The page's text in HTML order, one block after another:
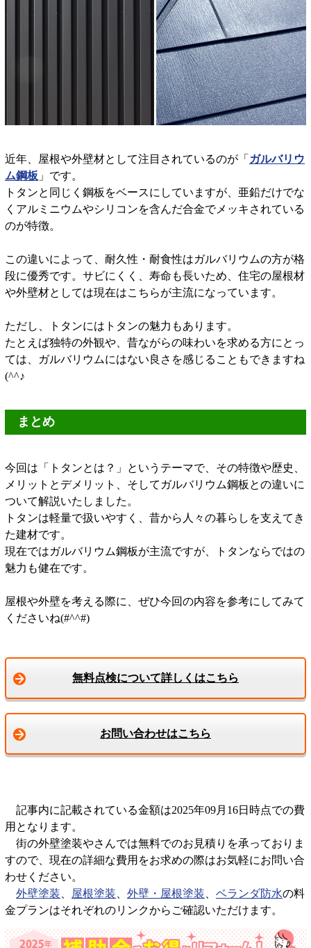
近年、屋根や外壁材として注目されているのが「 ガルバリウ
ム鋼板 」です。
トタンと同じく鋼板をベースにしていますが、亜鉛だけでな
くアルミニウムやシリコンを含んだ合金でメッキされている
のが特徴。
この違いによって、耐久性・耐食性はガルバリウムの方が格
段に優秀です。サビにくく、寿命も長いため、住宅の屋根材
や外壁材としては現在はこちらが主流になっています。
ただし、トタンにはトタンの魅力もあります。
たとえば独特の外観や、昔ながらの味わいを求める方にとっ
ては、ガルバリウムにはない良さを感じることもできますね
(^^♪
まとめ
今回は「トタンとは？」というテーマで、その特徴や歴史、
メリットとデメリット、そしてガルバリウム鋼板との違いに
ついて解説いたしました。
トタンは軽量で扱いやすく、昔から人々の暮らしを支えてき
た建材です。
現在ではガルバリウム鋼板が主流ですが、トタンならではの
魅力も健在です。
屋根や外壁を考える際に、ぜひ今回の内容を参考にしてみて
くださいね(#^^#)
無料点検について詳しくはこちら
お問い合わせはこちら
記事内に記載されている金額は2025年09月16日時点での費
用となります。
街の外壁塗装やさんでは無料でのお見積りを承っておりま
すので、現在の詳細な費用をお求めの際はお気軽にお問い合
わせください。
外壁塗装
屋根塗装 外壁・屋根塗装 ベランダ防水の料
金プランはそれぞれのリンクからご確認いただけます。